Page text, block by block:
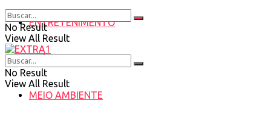
ENTRETENIMENTO
SAÚDE
MEIO AMBIENTE
No Result
View All Result
No Result
View All Result